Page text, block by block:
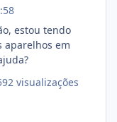
estou tendo
aparelhos em
visualizações